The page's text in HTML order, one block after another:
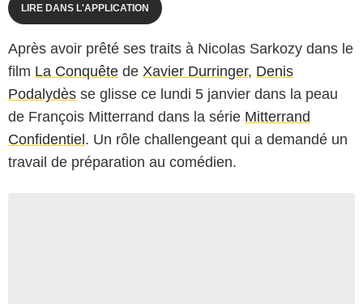
LIRE DANS L'APPLICATION
Après avoir prêté ses traits à Nicolas Sarkozy dans le
film La Conquête de Xavier Durringer, Denis
Podalydès se glisse ce lundi 5 janvier dans la peau
de François Mitterrand dans la série Mitterrand
Confidentiel. Un rôle challengeant qui a demandé un
travail de préparation au comédien.